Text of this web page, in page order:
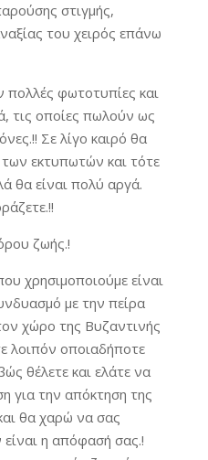
στιγμής,
του χειρός επάνω
φωτοτυπίες και
τις οποίες πωλούν ως
Σε λίγο καιρό θα
εκτυπωτών και τότε
θα είναι πολύ αργά.
ζωής.!
χρησιμοποιούμε είναι
με την πείρα
χώρο της Βυζαντινής
λοιπόν οποιαδήποτε
θέλετε και ελάτε να
για την απόκτηση της
θα χαρώ να σας
η απόφασή σας.!